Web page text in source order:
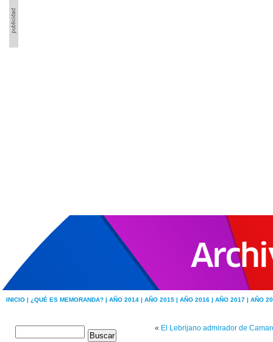
INICIO | ¿QUÉ ES MEMORANDA? | AÑO 2014 | AÑO 2015 | AÑO 2016 | AÑO 2017 | AÑO
« El Lebrijano admirador de